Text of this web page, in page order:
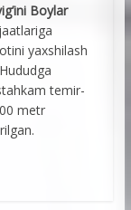
Boylar
yaxshilash
temir-
metr